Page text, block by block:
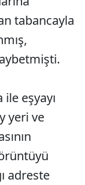
tabancayla
eşyayı
yeri ve
adreste